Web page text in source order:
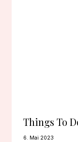
Things To
6. Mai 2023